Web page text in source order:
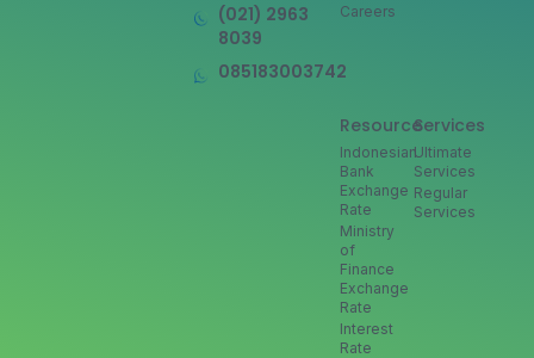
(021) 2963
8039
085183003742
Careers
Services
Ultimate
Services
Regular
Services
Resource
Indonesian
Bank
Exchange
Rate
Ministry
of
Finance
Exchange
Rate
Interest
Rate